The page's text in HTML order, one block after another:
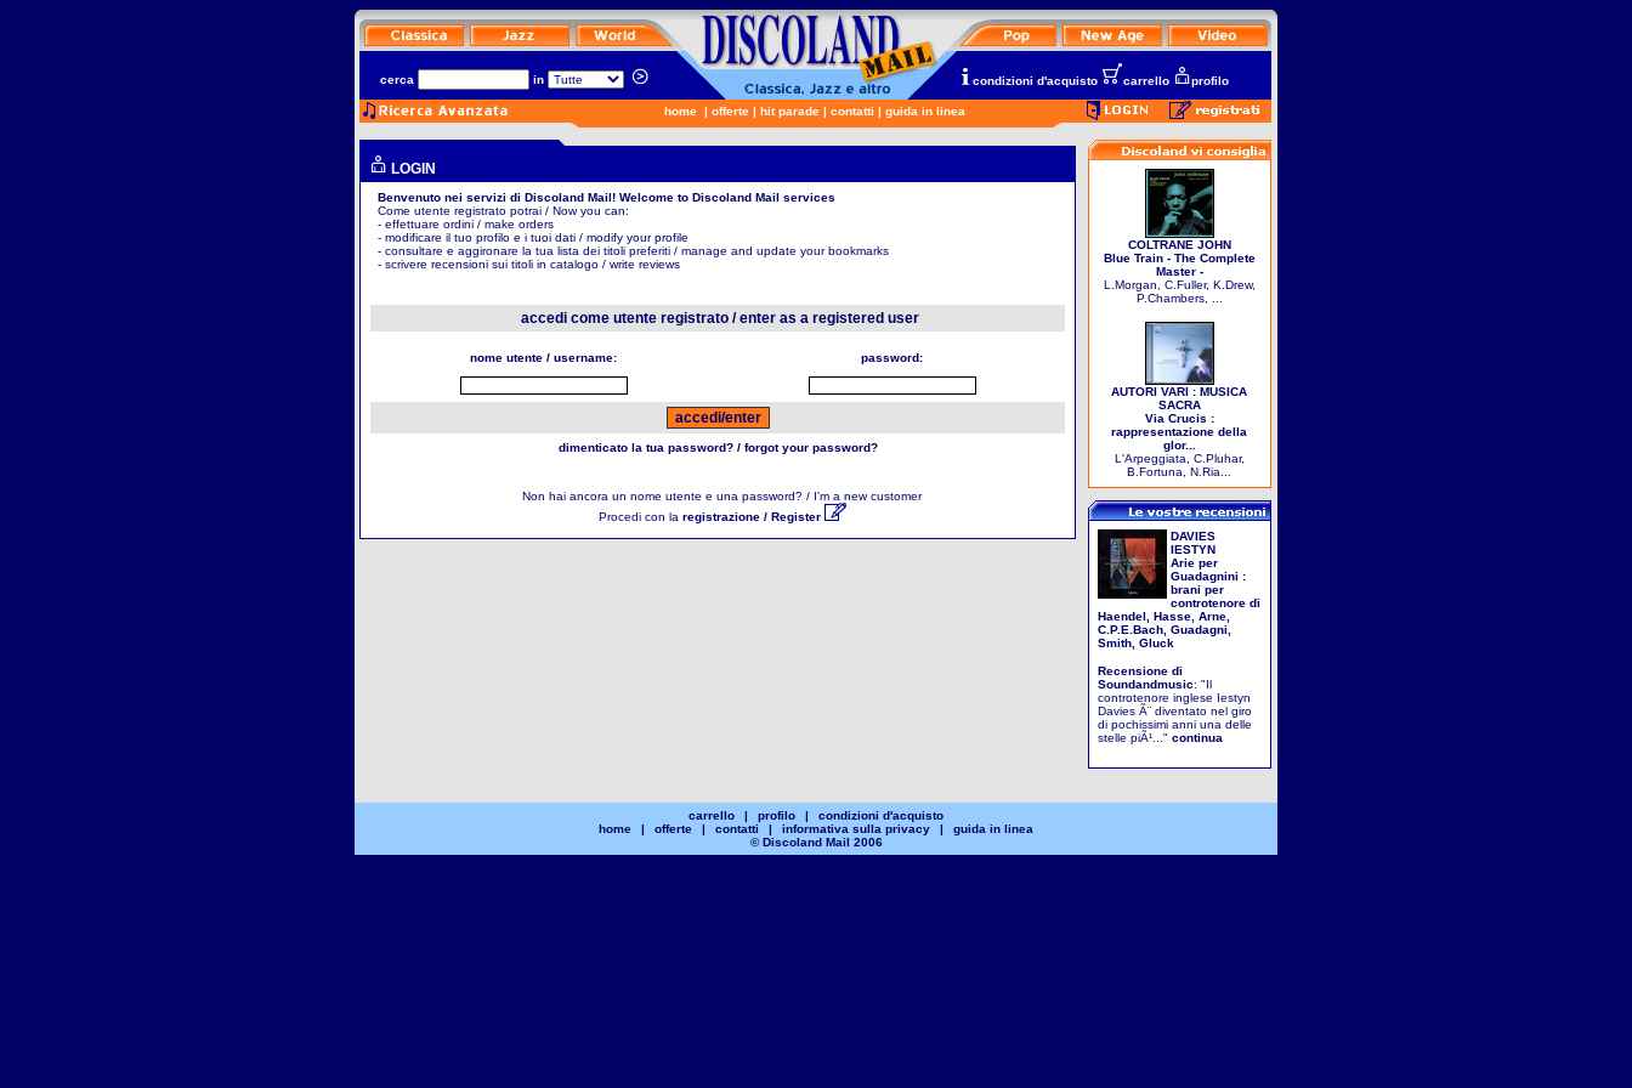
cerca in condizioni d'acquisto carrello profilo
home | offerte | hit parade | contatti | guida in linea
LOGIN
Benvenuto nei servizi di Discoland Mail! Welcome to Discoland Mail services
Come utente registrato potrai / Now you can:
- effettuare ordini / make orders
- modificare il tuo profilo e i tuoi dati / modify your profile
- consultare e aggironare la tua lista dei titoli preferiti / manage and update your bookmarks
- scrivere recensioni sui titoli in catalogo / write reviews
accedi come utente registrato / enter as a registered user
nome utente / username: password:
dimenticato la tua password? / forgot your password?
Non hai ancora un nome utente e una password? / I'm a new customer
Procedi con la registrazione / Register
COLTRANE JOHN
Blue Train - The Complete
Master -
L.Morgan, C.Fuller, K.Drew,
P.Chambers, ...
AUTORI VARI : MUSICA
SACRA
Via Crucis :
rappresentazione della
glor...
L'Arpeggiata, C.Pluhar,
B.Fortuna, N.Ria...
DAVIES
IESTYN
Arie per
Guadagnini :
brani per
controtenore di
Haendel, Hasse, Arne,
C.P.E.Bach, Guadagni,
Smith, Gluck
Recensione di
Soundandmusic: "Il
controtenore inglese Iestyn
Davies Ã¨ diventato nel giro
di pochissimi anni una delle
stelle piÃ¹..." continua
carrello | profilo |
condizioni d'acquisto
home
| offerte | contatti | informativa sulla privacy |
guida in linea
© Discoland Mail 2006